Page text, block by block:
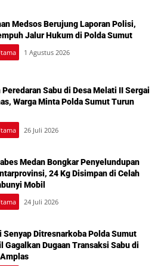
Medsos Berujung Laporan Polisi,
Jalur Hukum di Polda Sumut
1 Agustus 2026
Peredaran Sabu di Desa Melati II Sergai
Warga Minta Polda Sumut Turun
26 Juli 2026
Medan Bongkar Penyelundupan
24 Kg Disimpan di Celah
Mobil
24 Juli 2026
Senyap Ditresnarkoba Polda Sumut
Gagalkan Dugaan Transaksi Sabu di